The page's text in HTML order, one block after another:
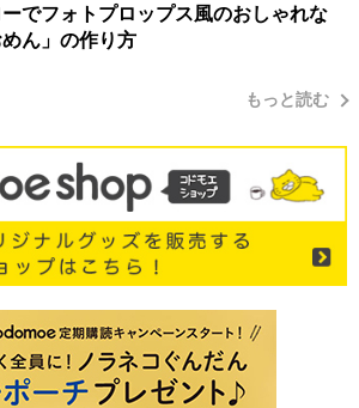
ーでフォトプロップス風のおしゃれな
めん」の作り方
もっと読む